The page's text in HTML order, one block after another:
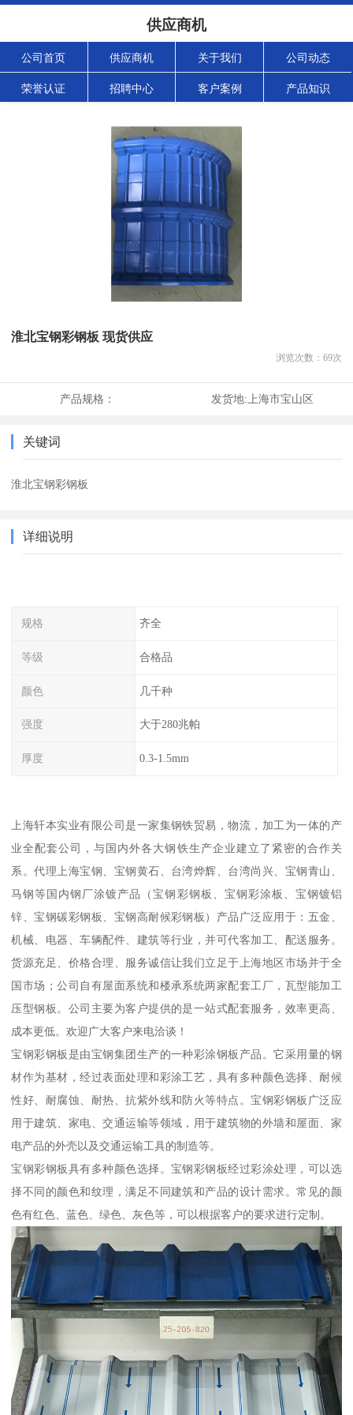
供应商机
公司首页 供应商机 关于我们 公司动态
荣誉认证 招聘中心 客户案例 产品知识
淮北宝钢彩钢板 现货供应
浏览次数： 69次
产品规格： 发货地: 上海市宝山区
关键词
淮北宝钢彩钢板
详细说明
规格 齐全
等级 合格品
颜色 几千种
强度 大于280兆帕
厚度 0.3-1.5mm
上海轩本实业有限公司是一家集钢铁贸易，物流，加工为一体的产
业全配套公司，与国内外各大钢铁生产企业建立了紧密的合作关
系。代理上海宝钢、宝钢黄石、台湾烨辉、台湾尚兴、宝钢青山、
马钢等国内钢厂涂镀产品（宝钢彩钢板、宝钢彩涂板、宝钢镀铝
锌、宝钢碳彩钢板、宝钢高耐候彩钢板）产品广泛应用于：五金、
机械、电器、车辆配件、建筑等行业，并可代客加工、配送服务。
货源充足、价格合理、服务诚信让我们立足于上海地区市场并于全
国市场；公司自有屋面系统和楼承系统两家配套工厂，瓦型能加工
压型钢板。公司主要为客户提供的是一站式配套服务，效率更高、
成本更低。欢迎广大客户来电洽谈！
宝钢彩钢板是由宝钢集团生产的一种彩涂钢板产品。它采用量的钢
材作为基材，经过表面处理和彩涂工艺，具有多种颜色选择、耐候
性好、耐腐蚀、耐热、抗紫外线和防火等特点。宝钢彩钢板广泛应
用于建筑、家电、交通运输等领域，用于建筑物的外墙和屋面、家
电产品的外壳以及交通运输工具的制造等。
宝钢彩钢板具有多种颜色选择。宝钢彩钢板经过彩涂处理，可以选
择不同的颜色和纹理，满足不同建筑和产品的设计需求。常见的颜
色有红色、蓝色、绿色、灰色等，可以根据客户的要求进行定制。